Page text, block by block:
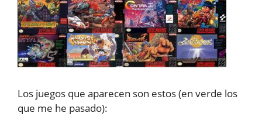
Los juegos que aparecen son estos (en verde los
que me he pasado):